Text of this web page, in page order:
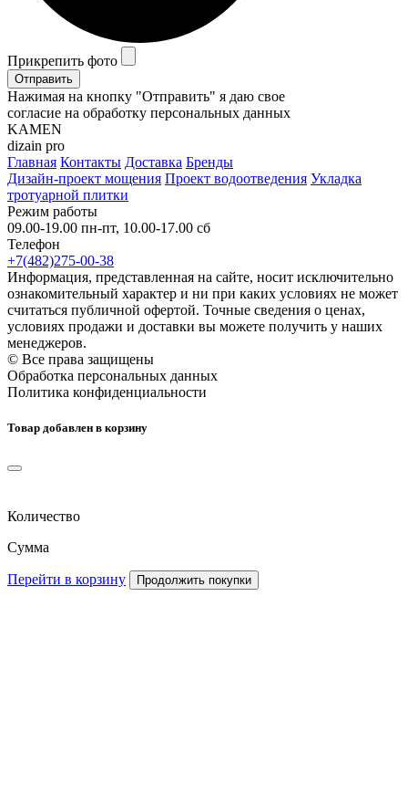
Прикрепить фото
Отправить
Нажимая на кнопку "Отправить" я даю свое
согласие на обработку персональных данных
KAMEN
dizain pro
Главная Контакты Доставка Бренды
Дизайн-проект мощения Проект водоотведения Укладка
тротуарной плитки
Режим работы
09.00-19.00 пн-пт, 10.00-17.00 сб
Телефон
+7(482)275-00-38
Информация, представленная на сайте, носит исключительно
ознакомительный характер и ни при каких условиях не может
считаться публичной офертой. Точные сведения о ценах,
условиях продажи и доставки вы можете получить у наших
менеджеров.
© Все права защищены
Обработка персональных данных
Политика конфиденциальности
Товар добавлен в корзину
Количество
Сумма
Перейти в корзину Продолжить покупки